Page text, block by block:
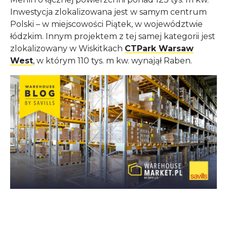
Inwestycja zlokalizowana jest w samym centrum
Polski – w miejscowości Piątek, w województwie
łódzkim. Innym projektem z tej samej kategorii jest
zlokalizowany w Wiskitkach CTPark Warsaw
West, w którym 110 tys. m kw. wynajął Raben.